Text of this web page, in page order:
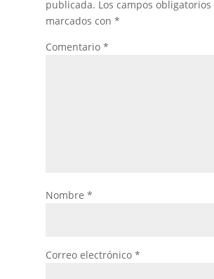
publicada. Los campos obligatorios
marcados con *
Comentario *
Nombre *
Correo electrónico *